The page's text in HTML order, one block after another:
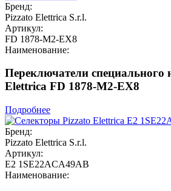
Бренд:
Pizzato Elettrica S.r.l.
Артикул:
FD 1878-M2-EX8
Наименование:
Переключатели специального
Elettrica FD 1878-M2-EX8
Подробнее
Бренд:
Pizzato Elettrica S.r.l.
Артикул:
E2 1SE22ACA49AB
Наименование: